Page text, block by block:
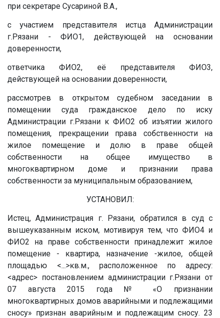
при секретаре Сусариной В.А.,
с участием представителя истца Администрации
г.Рязани - ФИО1, действующей на основании
доверенности,
ответчика ФИО2, её представителя ФИО3,
действующей на основании доверенности,
рассмотрев в открытом судебном заседании в
помещении суда гражданское дело по иску
Администрации г.Рязани к ФИО2 об изъятии жилого
помещения, прекращении права собственности на
жилое помещение и долю в праве общей
собственности на общее имущество в
многоквартирном доме и признании права
собственности за муниципальным образованием,
УСТАНОВИЛ:
Истец, Администрация г. Рязани, обратился в суд с
вышеуказанным иском, мотивируя тем, что ФИО4 и
ФИО2 на праве собственности принадлежит жилое
помещение - квартира, назначение -жилое, общей
площадью <...>кв.м., расположенное по адресу:
<адрес> постановлением администрации г.Рязани от
07 августа 2015 года № «О признании
многоквартирных домов аварийными и подлежащими
сносу» признан аварийным и подлежащим сносу. 23